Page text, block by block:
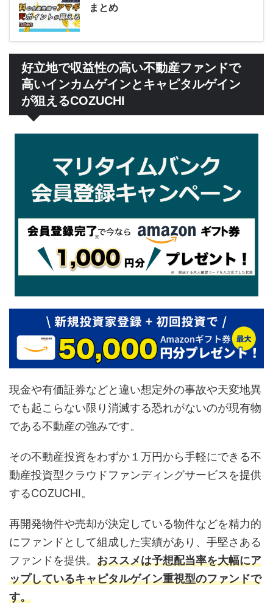
まとめ
好立地で収益性の高い不動産ファンドで
高いインカムゲインとキャピタルゲイン
が狙えるCOZUCHI
現金や有価証券などと違い想定外の事故や天変地異
でも起こらない限り消滅する恐れがないのが現有物
である不動産の強みです。
その不動産投資をわずか１万円から手軽にできる不
動産投資型クラウドファンディングサービスを提供
するCOZUCHI。
再開発物件や売却が決定している物件などを精力的
にファンドとして組成した実績があり、手堅さある
ファンドを提供。 おススメは予想配当率を大幅にア
ップしているキャピタルゲイン重視型のファンドで
す。